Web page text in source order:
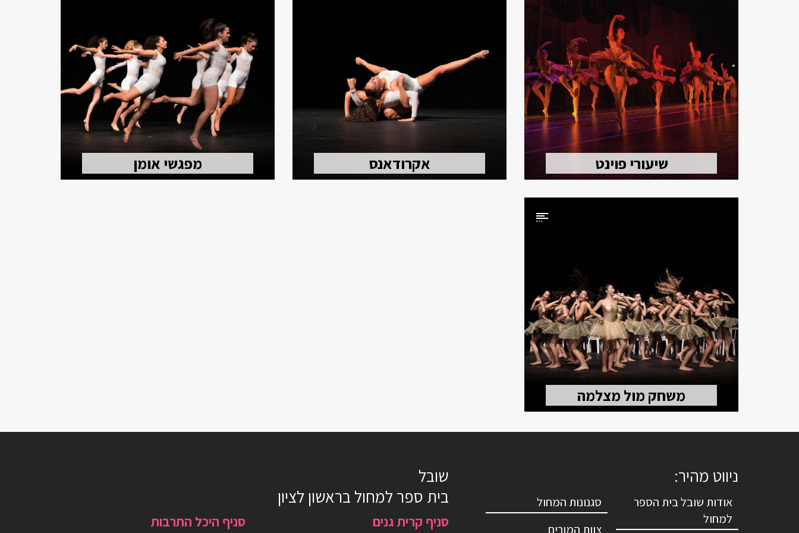
שיעורי פוינט אקרודאנס מפגשי אומן
משחק מול מצלמה
ניווט מהיר:
אודות שובל בית הספר
למחול
סגנונות המחול
צוות המורים
שובל
בית ספר למחול בראשון לציון
סניף קרית גנים
סניף היכל התרבות